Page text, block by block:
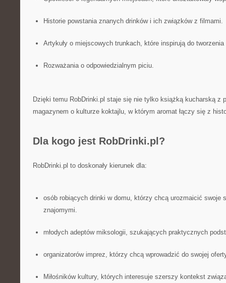
Historie powstania znanych drinków i ich związków z filmami.
Artykuły o miejscowych trunkach, które inspirują do tworzenia
Rozważania o odpowiedzialnym piciu.
Dzięki temu RobDrinki.pl staje się nie tylko książką kucharską z
magazynem o kulturze koktajlu, w którym aromat łączy się z
Dla kogo jest RobDrinki.pl?
RobDrinki.pl to doskonały kierunek dla:
osób robiących drinki w domu, którzy chcą urozmaicić swoje
znajomymi.
młodych adeptów miksologii, szukających praktycznych
organizatorów imprez, którzy chcą wprowadzić do swojej
Miłośników kultury, których interesuje szerszy kontekst